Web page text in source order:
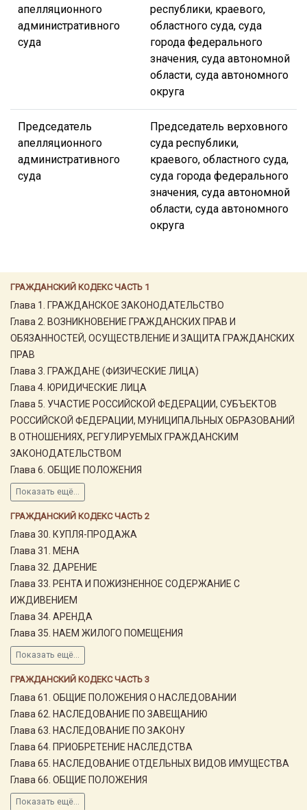
ГРАЖДАНСКИЙ КОДЕКС ЧАСТЬ 1
Глава 1. ГРАЖДАНСКОЕ ЗАКОНОДАТЕЛЬСТВО
Глава 2. ВОЗНИКНОВЕНИЕ ГРАЖДАНСКИХ ПРАВ И
ОБЯЗАННОСТЕЙ, ОСУЩЕСТВЛЕНИЕ И ЗАЩИТА ГРАЖДАНСКИХ
ПРАВ
Глава 3. ГРАЖДАНЕ (ФИЗИЧЕСКИЕ ЛИЦА)
Глава 4. ЮРИДИЧЕСКИЕ ЛИЦА
Глава 5. УЧАСТИЕ РОССИЙСКОЙ ФЕДЕРАЦИИ, СУБЪЕКТОВ
РОССИЙСКОЙ ФЕДЕРАЦИИ, МУНИЦИПАЛЬНЫХ ОБРАЗОВАНИЙ
В ОТНОШЕНИЯХ, РЕГУЛИРУЕМЫХ ГРАЖДАНСКИМ
ЗАКОНОДАТЕЛЬСТВОМ
Глава 6. ОБЩИЕ ПОЛОЖЕНИЯ
Показать ещё...
ГРАЖДАНСКИЙ КОДЕКС ЧАСТЬ 2
Глава 30. КУПЛЯ-ПРОДАЖА
Глава 31. МЕНА
Глава 32. ДАРЕНИЕ
Глава 33. РЕНТА И ПОЖИЗНЕННОЕ СОДЕРЖАНИЕ С
ИЖДИВЕНИЕМ
Глава 34. АРЕНДА
Глава 35. НАЕМ ЖИЛОГО ПОМЕЩЕНИЯ
Показать ещё...
ГРАЖДАНСКИЙ КОДЕКС ЧАСТЬ 3
Глава 61. ОБЩИЕ ПОЛОЖЕНИЯ О НАСЛЕДОВАНИИ
Глава 62. НАСЛЕДОВАНИЕ ПО ЗАВЕЩАНИЮ
Глава 63. НАСЛЕДОВАНИЕ ПО ЗАКОНУ
Глава 64. ПРИОБРЕТЕНИЕ НАСЛЕДСТВА
Глава 65. НАСЛЕДОВАНИЕ ОТДЕЛЬНЫХ ВИДОВ ИМУЩЕСТВА
Глава 66. ОБЩИЕ ПОЛОЖЕНИЯ
Показать ещё...
апелляционного
административного
суда
республики, краевого,
областного суда, суда
города федерального
значения, суда автономной
области, суда автономного
округа
Председатель
апелляционного
административного
суда
Председатель верховного
суда республики,
краевого, областного суда,
суда города федерального
значения, суда автономной
области, суда автономного
округа